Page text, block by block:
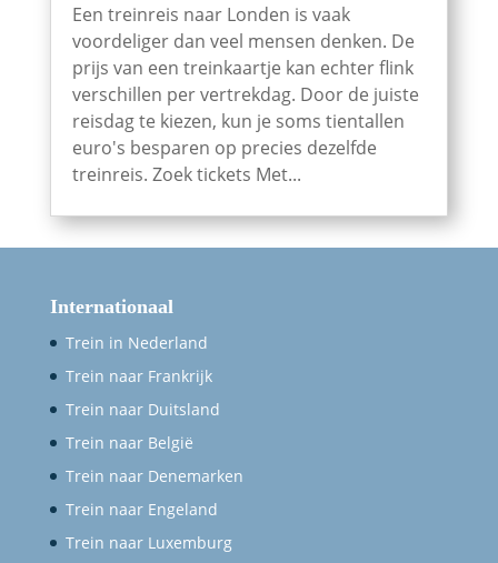
Een treinreis naar Londen is vaak
voordeliger dan veel mensen denken. De
prijs van een treinkaartje kan echter flink
verschillen per vertrekdag. Door de juiste
reisdag te kiezen, kun je soms tientallen
euro's besparen op precies dezelfde
treinreis. Zoek tickets Met...
Internationaal
Trein in Nederland
Trein naar Frankrijk
Trein naar Duitsland
Trein naar België
Trein naar Denemarken
Trein naar Engeland
Trein naar Luxemburg